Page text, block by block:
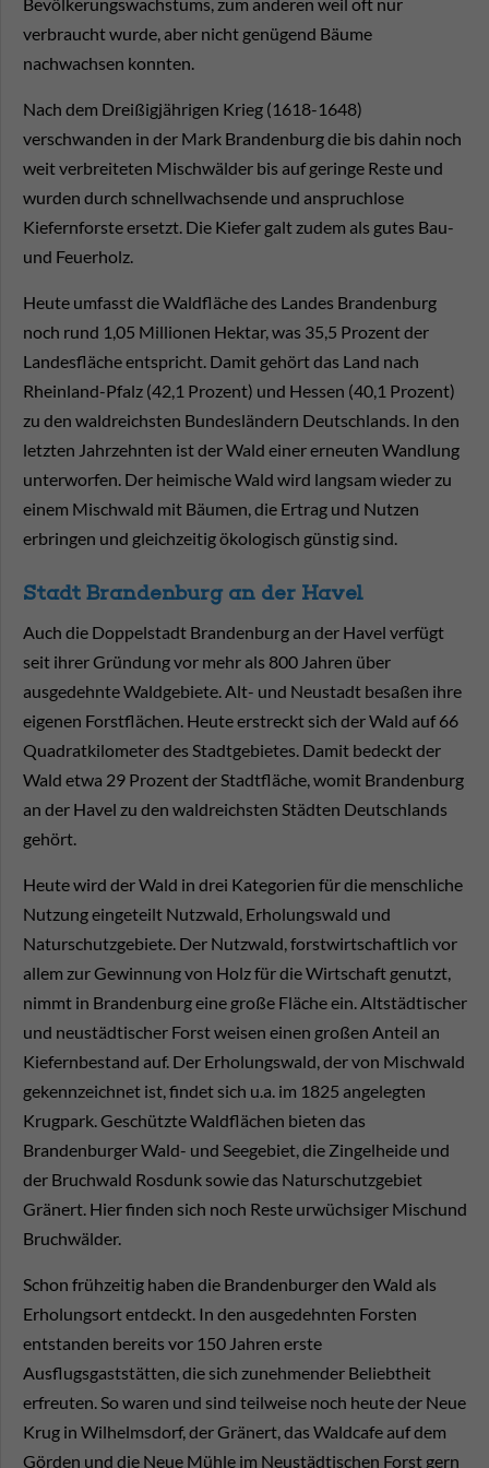
verbraucht wurde, aber nicht genügend Bäume
nachwachsen konnten.
Nach dem Dreißigjährigen Krieg (1618-1648)
verschwanden in der Mark Brandenburg die bis dahin noch
weit verbreiteten Mischwälder bis auf geringe Reste und
wurden durch schnellwachsende und anspruchlose
Kiefernforste ersetzt. Die Kiefer galt zudem als gutes Bau-
und Feuerholz.
Heute umfasst die Waldfläche des Landes Brandenburg
noch rund 1,05 Millionen Hektar, was 35,5 Prozent der
Landesfläche entspricht. Damit gehört das Land nach
Rheinland-Pfalz (42,1 Prozent) und Hessen (40,1 Prozent)
zu den waldreichsten Bundesländern Deutschlands. In den
letzten Jahrzehnten ist der Wald einer erneuten Wandlung
unterworfen. Der heimische Wald wird langsam wieder zu
einem Mischwald mit Bäumen, die Ertrag und Nutzen
erbringen und gleichzeitig ökologisch günstig sind.
Stadt Brandenburg an der Havel
Auch die Doppelstadt Brandenburg an der Havel verfügt
seit ihrer Gründung vor mehr als 800 Jahren über
ausgedehnte Waldgebiete. Alt- und Neustadt besaßen ihre
eigenen Forstflächen. Heute erstreckt sich der Wald auf 66
Quadratkilometer des Stadtgebietes. Damit bedeckt der
Wald etwa 29 Prozent der Stadtfläche, womit Brandenburg
an der Havel zu den waldreichsten Städten Deutschlands
gehört.
Heute wird der Wald in drei Kategorien für die menschliche
Nutzung eingeteilt Nutzwald, Erholungswald und
Naturschutzgebiete. Der Nutzwald, forstwirtschaftlich vor
allem zur Gewinnung von Holz für die Wirtschaft genutzt,
nimmt in Brandenburg eine große Fläche ein. Altstädtischer
und neustädtischer Forst weisen einen großen Anteil an
Kiefernbestand auf. Der Erholungswald, der von Mischwald
gekennzeichnet ist, findet sich u.a. im 1825 angelegten
Krugpark. Geschützte Waldflächen bieten das
Brandenburger Wald- und Seegebiet, die Zingelheide und
der Bruchwald Rosdunk sowie das Naturschutzgebiet
Gränert. Hier finden sich noch Reste urwüchsiger Mischund
Bruchwälder.
Schon frühzeitig haben die Brandenburger den Wald als
Erholungsort entdeckt. In den ausgedehnten Forsten
entstanden bereits vor 150 Jahren erste
Ausflugsgaststätten, die sich zunehmender Beliebtheit
erfreuten. So waren und sind teilweise noch heute der Neue
Krug in Wilhelmsdorf, der Gränert, das Waldcafe auf dem
Görden und die Neue Mühle im Neustädtischen Forst gern